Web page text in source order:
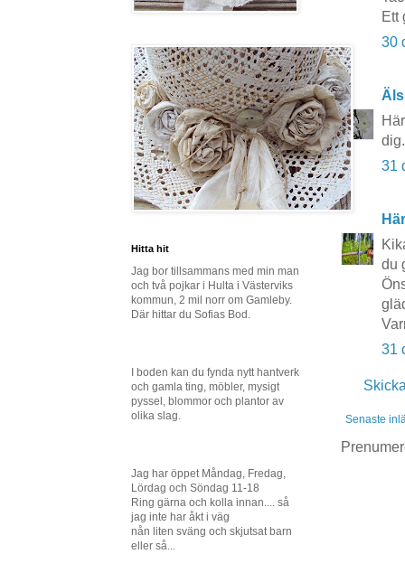
Ett
30
31
du
31
Senaste
Hitta hit
Jag bor tillsammans med min man
och två pojkar i Hulta i Västerviks
kommun, 2 mil norr om Gamleby.
Där hittar du Sofias Bod.
I boden kan du fynda nytt hantverk
och gamla ting, möbler, mysigt
pyssel, blommor och plantor av
olika slag.
Jag har öppet Måndag, Fredag,
Lördag och Söndag 11-18
Ring gärna och kolla innan.... så
jag inte har åkt i väg
nån liten sväng och skjutsat barn
eller så...